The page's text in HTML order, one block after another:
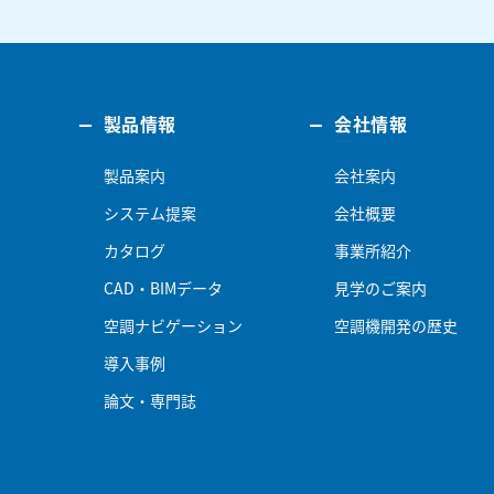
製品情報
製品案内
システム提案
カタログ
CAD・BIMデータ
空調ナビゲーション
導入事例
論文・専門誌
会社情報
会社案内
会社概要
事業所紹介
見学のご案内
空調機開発の歴史